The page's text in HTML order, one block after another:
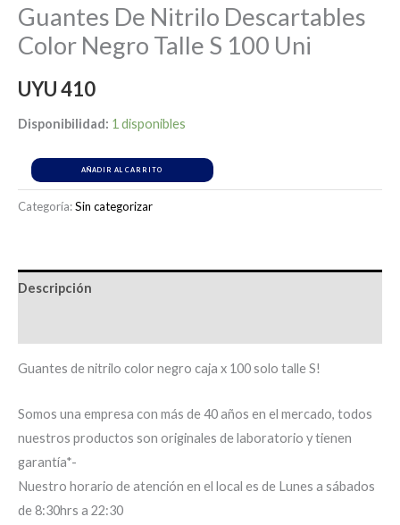
Guantes De Nitrilo Descartables
Color Negro Talle S 100 Uni
UYU410
Disponibilidad: 1 disponibles
AÑADIR AL CARRITO
Categoría:Sin categorizar
Descripción
Guantes de nitrilo color negro caja x 100 solo talle S!
Somos una empresa con más de 40 años en el mercado, todos
nuestros productos son originales de laboratorio y tienen
garantía*-
Nuestro horario de atención en el local es de Lunes a sábados
de 8:30hrs a 22:30